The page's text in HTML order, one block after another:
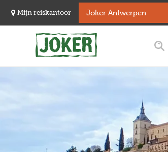
naar
Mijn reiskantoor